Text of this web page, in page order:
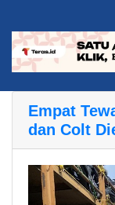
Empat
dan Colt